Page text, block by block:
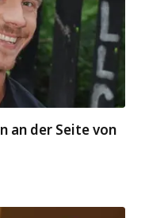
an der Seite von